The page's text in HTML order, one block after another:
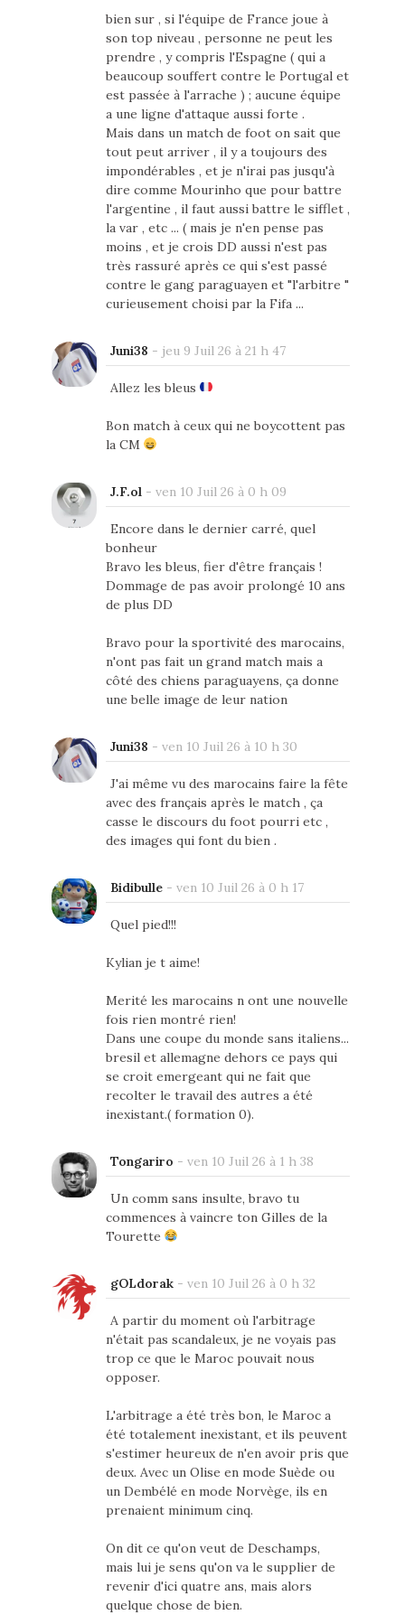
bien sur , si l'équipe de France joue à
son top niveau , personne ne peut les
prendre , y compris l'Espagne ( qui a
beaucoup souffert contre le Portugal et
est passée à l'arrache ) ; aucune équipe
a une ligne d'attaque aussi forte .
Mais dans un match de foot on sait que
tout peut arriver , il y a toujours des
impondérables , et je n'irai pas jusqu'à
dire comme Mourinho que pour battre
l'argentine , il faut aussi battre le sifflet ,
la var , etc ... ( mais je n'en pense pas
moins , et je crois DD aussi n'est pas
très rassuré après ce qui s'est passé
contre le gang paraguayen et "l'arbitre "
curieusement choisi par la Fifa ...
Juni38 - jeu 9 Juil 26 à 21 h 47
Allez les bleus
Bon match à ceux qui ne boycottent pas
la CM
J.F.ol- ven 10 Juil 26 à 0 h 09
Encore dans le dernier carré, quel
bonheur
Bravo les bleus, fier d'être français !
Dommage de pas avoir prolongé 10 ans
de plus DD
Bravo pour la sportivité des marocains,
n'ont pas fait un grand match mais a
côté des chiens paraguayens, ça donne
une belle image de leur nation
Juni38 - ven 10 Juil 26 à 10 h 30
J'ai même vu des marocains faire la fête
avec des français après le match , ça
casse le discours du foot pourri etc ,
des images qui font du bien .
Bidibulle- ven 10 Juil 26 à 0 h 17
Quel pied!!!
Kylian je t aime!
Merité les marocains n ont une nouvelle
fois rien montré rien!
Dans une coupe du monde sans italiens...
bresil et allemagne dehors ce pays qui
se croit emergeant qui ne fait que
recolter le travail des autres a été
inexistant.( formation 0).
Tongariro - ven 10 Juil 26 à 1 h 38
Un comm sans insulte, bravo tu
commences à vaincre ton Gilles de la
Tourette
gOLdorak- ven 10 Juil 26 à 0 h 32
A partir du moment où l'arbitrage
n'était pas scandaleux, je ne voyais pas
trop ce que le Maroc pouvait nous
opposer.
L'arbitrage a été très bon, le Maroc a
été totalement inexistant, et ils peuvent
s'estimer heureux de n'en avoir pris que
deux. Avec un Olise en mode Suède ou
un Dembélé en mode Norvège, ils en
prenaient minimum cinq.
On dit ce qu'on veut de Deschamps,
mais lui je sens qu'on va le supplier de
revenir d'ici quatre ans, mais alors
quelque chose de bien.